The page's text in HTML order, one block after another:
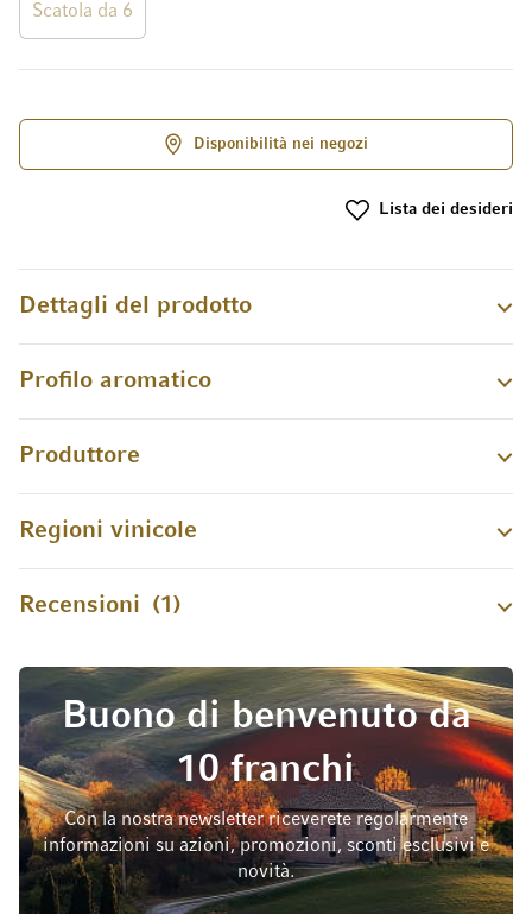
Scatola da 6
Disponibilità nei negozi
Lista dei desideri
Dettagli del prodotto
Profilo aromatico
Produttore
Regioni vinicole
Recensioni 1
Buono di benvenuto da
10 franchi
Con la nostra newsletter riceverete regolarmente
informazioni su azioni, promozioni, sconti esclusivi e
novità.